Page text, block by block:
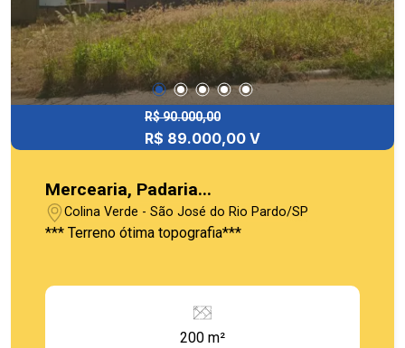
R$ 90.000,00
R$ 89.000,00 V
Mercearia, Padaria...
Colina Verde - São José do Rio Pardo/SP
*** Terreno ótima topografia***
200 m²